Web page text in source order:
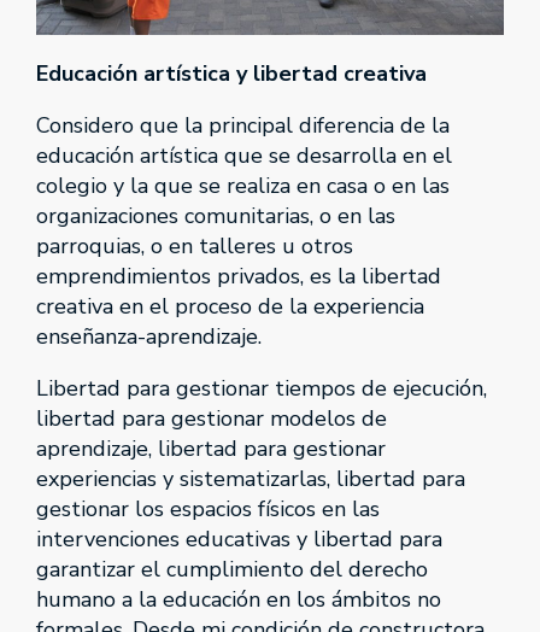
Educación artística y libertad creativa
Considero que la principal diferencia de la
educación artística que se desarrolla en el
colegio y la que se realiza en casa o en las
organizaciones comunitarias, o en las
parroquias, o en talleres u otros
emprendimientos privados, es la libertad
creativa en el proceso de la experiencia
enseñanza-aprendizaje.
Libertad para gestionar tiempos de ejecución,
libertad para gestionar modelos de
aprendizaje, libertad para gestionar
experiencias y sistematizarlas, libertad para
gestionar los espacios físicos en las
intervenciones educativas y libertad para
garantizar el cumplimiento del derecho
humano a la educación en los ámbitos no